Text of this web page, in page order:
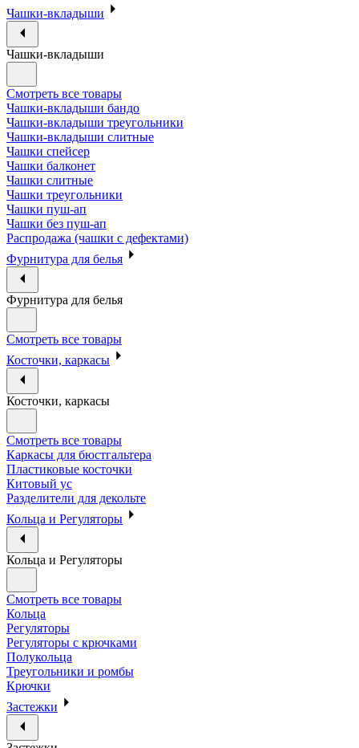
Чашки-вкладыши
Чашки-вкладыши
Смотреть все товары
Чашки-вкладыши бандо
Чашки-вкладыши треугольники
Чашки-вкладыши слитные
Чашки спейсер
Чашки балконет
Чашки слитные
Чашки треугольники
Чашки пуш-ап
Чашки без пуш-ап
Распродажа (чашки с дефектами)
Фурнитура для белья
Фурнитура для белья
Смотреть все товары
Косточки, каркасы
Косточки, каркасы
Смотреть все товары
Каркасы для бюстгальтера
Пластиковые косточки
Китовый ус
Разделители для декольте
Кольца и Регуляторы
Кольца и Регуляторы
Смотреть все товары
Кольца
Регуляторы
Регуляторы с крючками
Полукольца
Треугольники и ромбы
Крючки
Застежки